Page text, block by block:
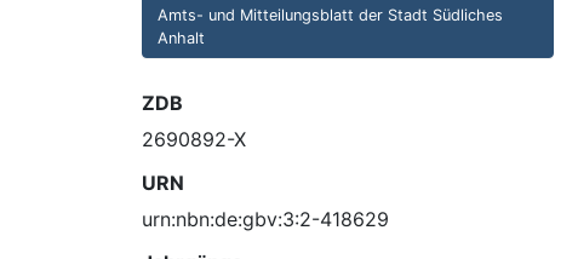
Amts- und Mitteilungsblatt der Stadt Südliches
Anhalt
ZDB
2690892-X
URN
urn:nbn:de:gbv:3:2-418629